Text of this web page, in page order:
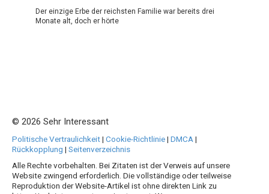
Der einzige Erbe der reichsten Familie war bereits drei
Monate alt, doch er hörte
© 2026 Sehr Interessant
Politische Vertraulichkeit| Cookie-Richtlinie| DMCA |
Rückkopplung | Seitenverzeichnis
Alle Rechte vorbehalten. Bei Zitaten ist der Verweis auf unsere
Website zwingend erforderlich. Die vollständige oder teilweise
Reproduktion der Website-Artikel ist ohne direkten Link zu